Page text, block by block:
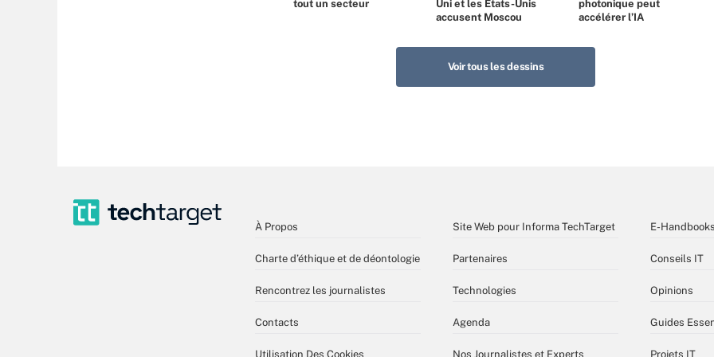
tout un secteur
Uni et les États-Unis
accusent Moscou
photonique peut
accélérer l’IA
Voir tous les dessins
À Propos
Charte d’éthique et de déontologie
Rencontrez les journalistes
Contacts
Utilisation Des Cookies
Site Web pour Informa TechTarget
Partenaires
Technologies
Agenda
Nos Journalistes et Experts
E-Handbooks
Conseils IT
Opinions
Guides
Projets IT